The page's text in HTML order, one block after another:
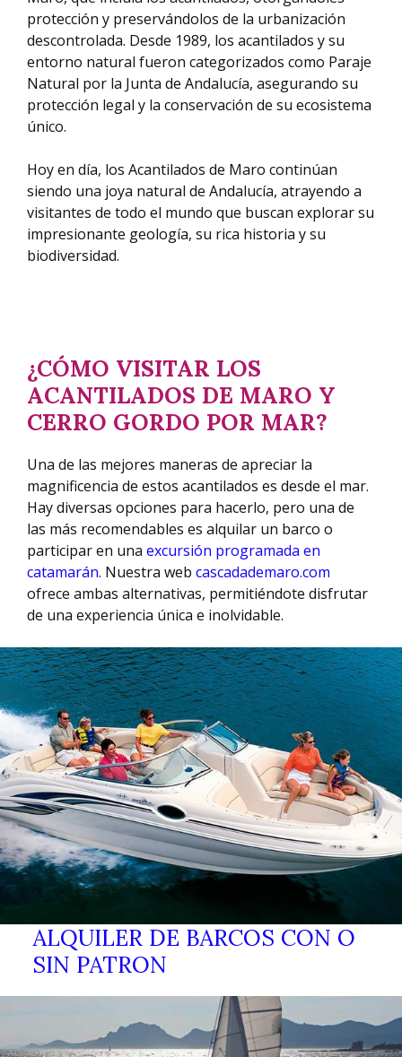
protección y preservándolos de la urbanización
descontrolada. Desde 1989, los acantilados y su
entorno natural fueron categorizados como Paraje
Natural por la Junta de Andalucía, asegurando su
protección legal y la conservación de su ecosistema
único.
Hoy en día, los Acantilados de Maro continúan
siendo una joya natural de Andalucía, atrayendo a
visitantes de todo el mundo que buscan explorar su
impresionante geología, su rica historia y su
biodiversidad.
¿CÓMO VISITAR LOS
ACANTILADOS DE MARO Y
CERRO GORDO POR MAR?
Una de las mejores maneras de apreciar la
magnificencia de estos acantilados es desde el mar.
Hay diversas opciones para hacerlo, pero una de
las más recomendables es alquilar un barco o
participar en una excursión programada en
catamarán. Nuestra web cascadademaro.com
ofrece ambas alternativas, permitiéndote disfrutar
de una experiencia única e inolvidable.
ALQUILER DE BARCOS CON O
SIN PATRON